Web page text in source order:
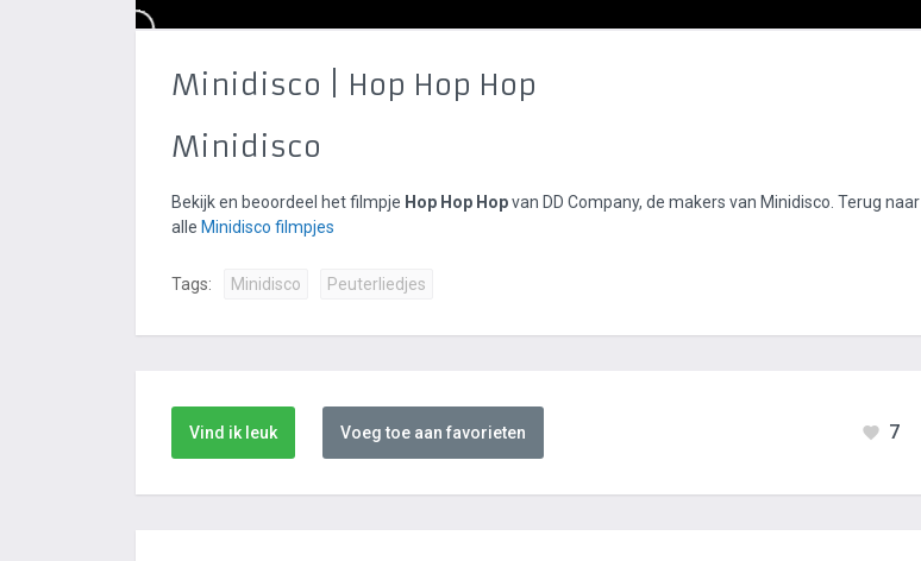
Minidisco | Hop Hop Hop
Minidisco
Bekijk en beoordeel het filmpje Hop Hop Hopvan DD Company, de makers van Minidisco. Terug naar
alle Minidisco filmpjes
Tags: Minidisco Peuterliedjes
Vind ik leuk Voeg toe aan favorieten 7